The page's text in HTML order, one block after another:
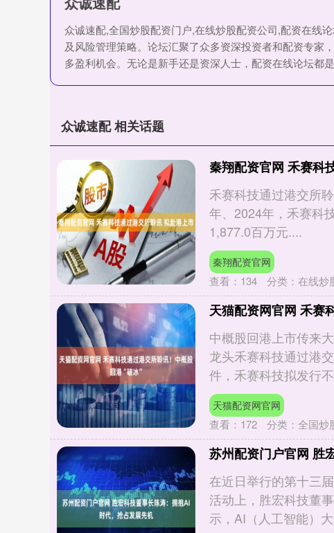
众诚速配,全国炒股配资门户,在线炒股配资公司,配资在线
及风险管理策略。论坛汇聚了众多资深投资者和配资专家
多盈利机会。无论是新手还是资深人士，配资在线论坛都
众诚速配 相关话题
秦翔配资官网 禾赛科
禾赛科技通过港交所
年、2024年，禾赛科
1,877.0百万元....
秦翔配资官网
查看： 134 分类： 在线炒
天猫配资网官网 禾赛
中概股回港上市传来
龙头禾赛科技通过港
件，禾赛科技拟发行
天猫配资网官网
查看： 172 分类： 全国炒
苏州配资门户官网 胜
在近日举行的第十三
活动上，胜宏科技董
示，AI（人工智能）